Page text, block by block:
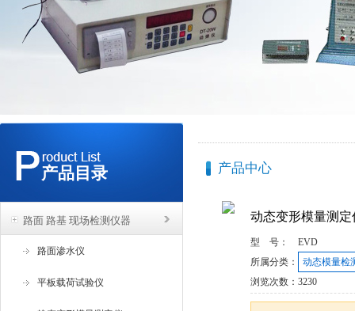
产品目录
路面 路基 现场检测仪器
路面渗水仪
平板载荷试验仪
产品中心
动态变形模量测定
型 号：
EVD
所属分类：
动态模量检
浏览次数： 3230